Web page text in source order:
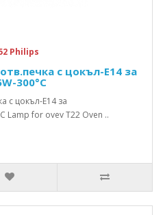
Philips
с цокъл-E14 за
300°C
с цокъл-E14 за
Lamp for ovev T22 Oven ..